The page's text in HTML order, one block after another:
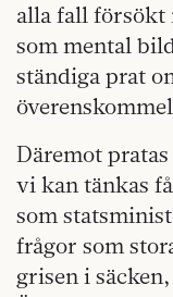
alla fall försökt
som mental
ständiga prat
Däremot
vi kan tänkas
som
frågor som
grisen i